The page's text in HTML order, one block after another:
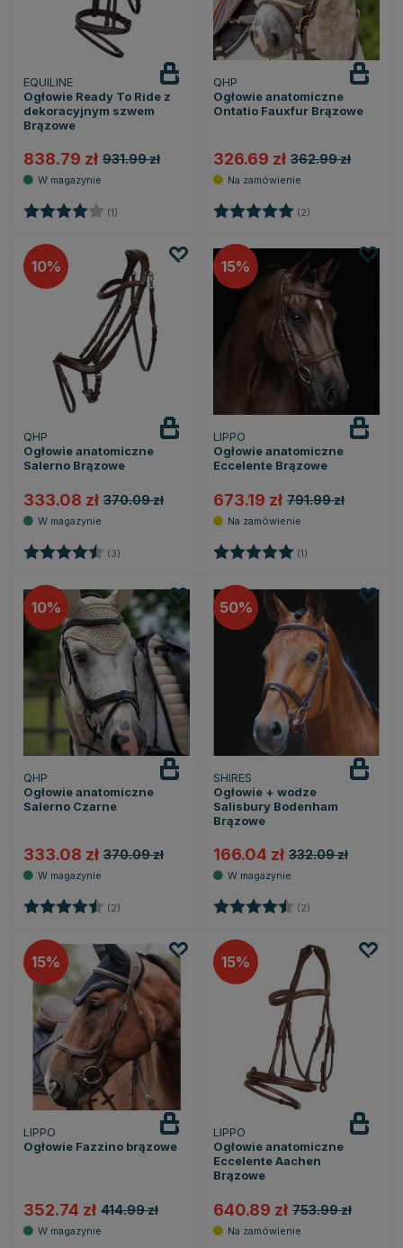
EQUILINE
Ogłowie Ready To Ride z
dekoracyjnym szwem
Brązowe
838.79 zł 931.99 zł
Ocena: (1) 4.0 na 5 gwiazdek
QHP
Ogłowie anatomiczne
Ontatio Fauxfur Brązowe
326.69 zł 362.99 zł
Ocena: (2)
10
QHP
Ogłowie anatomiczne
Salerno Brązowe
333.08 zł 370.09 zł
Ocena: (3) 4.7 na 5 gwiazdek
15
LIPPO
Ogłowie anatomiczne
Eccelente Brązowe
673.19 zł 791.99 zł
Ocena: (1)
10
QHP
Ogłowie anatomiczne
Salerno Czarne
333.08 zł 370.09 zł
Ocena: (2) 4.5 na 5 gwiazdek
50
SHIRES
Ogłowie + wodze
Salisbury Bodenham
Brązowe
166.04 zł 332.09 zł
Ocena: (2)
15
LIPPO
Ogłowie Fazzino brązowe
352.74 zł 414.99 zł
15
LIPPO
Ogłowie anatomiczne
Eccelente Aachen
Brązowe
640.89 zł 753.99 zł